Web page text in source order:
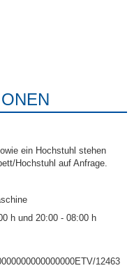
ein Hochstuhl stehen
Hochstuhl auf Anfrage.
h und 20:00 - 08:00 h
12463